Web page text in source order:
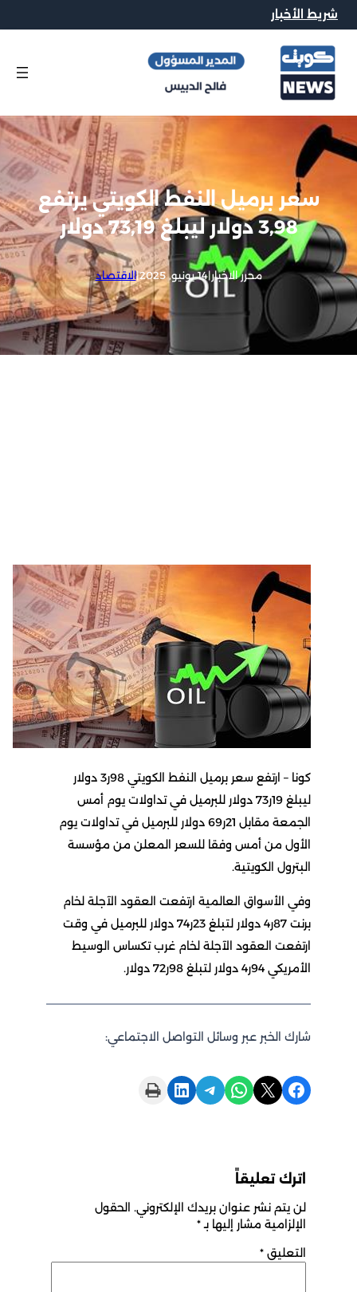
شريط الأخبار
سعر برميل النفط الكويتي يرتفع
3,98 دولار ليبلغ 73,19 دولار
محرر الاخبار|14 يونيو, 2025 |الاقتصاد
كونا – ارتفع سعر برميل النفط الكويتي 98ر3 دولار
ليبلغ 19ر73 دولار للبرميل في تداولات يوم أمس
الجمعة مقابل 21ر69 دولار للبرميل في تداولات يوم
الأول من أمس وفقا للسعر المعلن من مؤسسة
البترول الكويتية.
وفي الأسواق العالمية ارتفعت العقود الآجلة لخام
برنت 87ر4 دولار لتبلغ 23ر74 دولار للبرميل في وقت
ارتفعت العقود الآجلة لخام غرب تكساس الوسيط
الأمريكي 94ر4 دولار لتبلغ 98ر72 دولار.
شارك الخبر عبر وسائل التواصل الاجتماعي:
Share on Facebook
Share on X
Share on WhatsApp
Share on Telegram
Share on LinkedIn
Print this Page
اترك تعليقاً
لن يتم نشر عنوان بريدك الإلكتروني. الحقول
الإلزامية مشار إليها بـ*
التعليق *